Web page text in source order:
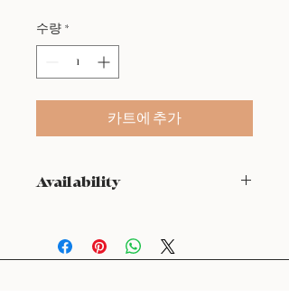
수량 *
카트에 추가
Availability